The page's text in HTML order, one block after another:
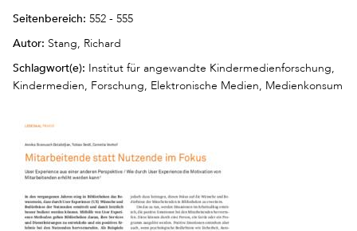
Seitenbereich: 552 - 555
Autor: Stang, Richard
Schlagwort(e): Institut für angewandte Kindermedienforschung,
Kindermedien, Forschung, Elektronische Medien, Medienkonsum